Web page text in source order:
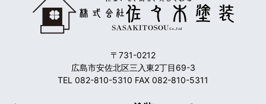
〒731-0212
広島市安佐北区三入東2丁目69-3
TEL 082-810-5310 FAX 082-810-5311